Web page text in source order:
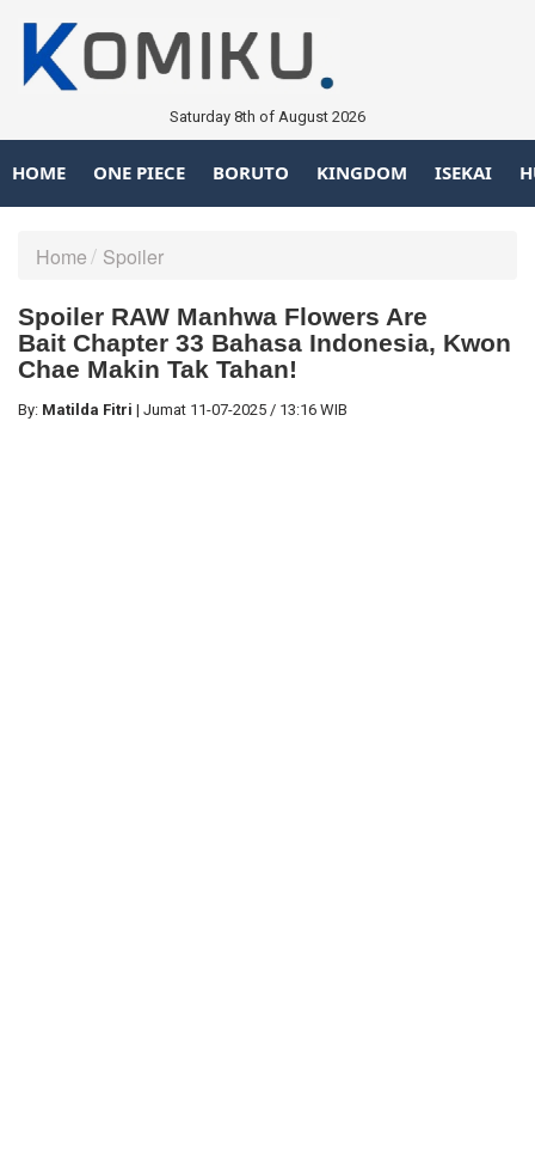
Saturday 8th of August 2026
HOME ONE PIECE BORUTO KINGDOM ISEKAI
Home Spoiler
Spoiler RAW Manhwa Flowers Are
Bait Chapter 33 Bahasa Indonesia, Kwon
Chae Makin Tak Tahan!
By: Matilda Fitri | Jumat 11-07-2025 / 13:16 WIB